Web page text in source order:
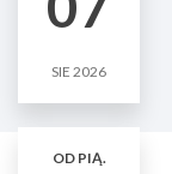
SIE 2026
OD PIĄ.